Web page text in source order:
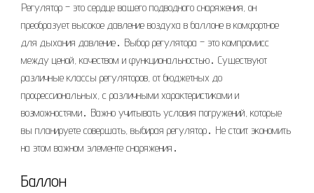
Регулятор – это сердце вашего подводного снаряжения, он
преобразует высокое давление воздуха в баллоне в комфортное
для дыхания давление․ Выбор регулятора – это компромисс
между ценой, качеством и функциональностью․ Существуют
различные классы регуляторов, от бюджетных до
профессиональных, с различными характеристиками и
возможностями․ Важно учитывать условия погружений, которые
вы планируете совершать, выбирая регулятор․ Не стоит экономить
на этом важном элементе снаряжения․
Баллон